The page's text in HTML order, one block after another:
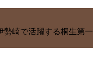
崎で活躍する桐生第